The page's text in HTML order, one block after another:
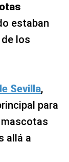
estaban
los
Sevilla,
para
allá a